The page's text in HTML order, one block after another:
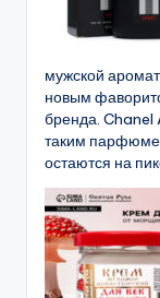
мужской
новым
бренда. Chanel
таким
остаются на